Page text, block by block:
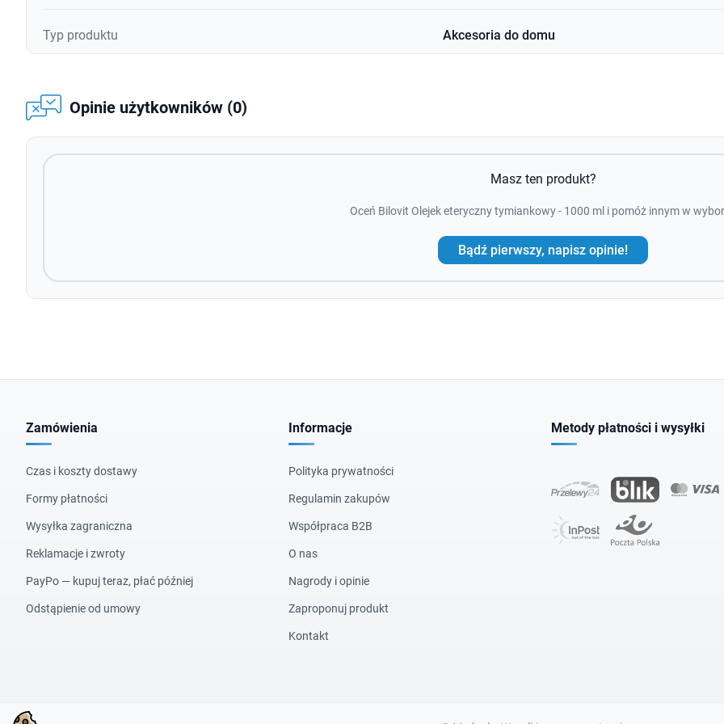
Typ produktu Akcesoria do domu
Opinie użytkowników (0)
Masz ten produkt?
Oceń Bilovit Olejek eteryczny tymiankowy - 1000 ml i pomóż innym w
Bądź pierwszy, napisz opinie!
Zamówienia
Czas i koszty dostawy
Formy płatności
Wysyłka zagraniczna
Reklamacje i zwroty
PayPo — kupuj teraz, płać później
Odstąpienie od umowy
Informacje
Polityka prywatności
Regulamin zakupów
Współpraca B2B
O nas
Nagrody i opinie
Zaproponuj produkt
Kontakt
Metody płatności i wysyłki